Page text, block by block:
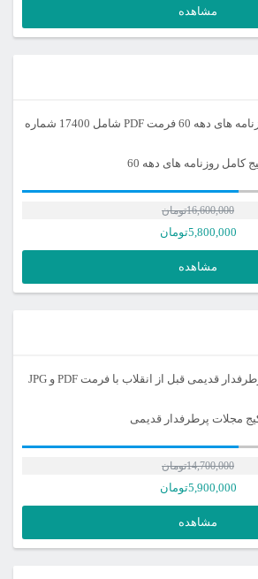
مشاهده
کامل روزنامه های دهه 60
16,600,000تومان
5,800,000تومان
مشاهده
مجلات پرطرفدار قدیمی
14,700,000تومان
5,900,000تومان
مشاهده